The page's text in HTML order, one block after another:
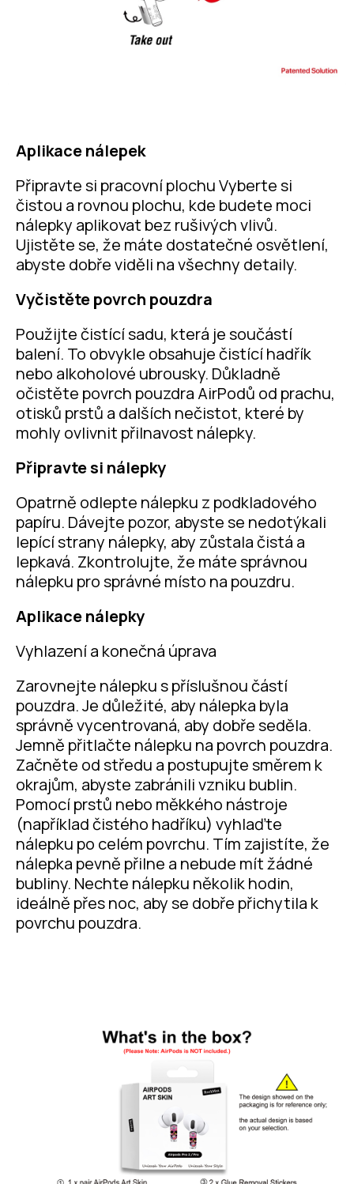
Aplikace nálepek
Připravte si pracovní plochu Vyberte si
čistou a rovnou plochu, kde budete moci
nálepky aplikovat bez rušivých vlivů.
Ujistěte se, že máte dostatečné osvětlení,
abyste dobře viděli na všechny detaily.
Vyčistěte povrch pouzdra
Použijte čistící sadu, která je součástí
balení. To obvykle obsahuje čistící hadřík
nebo alkoholové ubrousky. Důkladně
očistěte povrch pouzdra AirPodů od prachu,
otisků prstů a dalších nečistot, které by
mohly ovlivnit přilnavost nálepky.
Připravte si nálepky
Opatrně odlepte nálepku z podkladového
papíru. Dávejte pozor, abyste se nedotýkali
lepící strany nálepky, aby zůstala čistá a
lepkavá. Zkontrolujte, že máte správnou
nálepku pro správné místo na pouzdru.
Aplikace nálepky
Vyhlazení a konečná úprava
Zarovnejte nálepku s příslušnou částí
pouzdra. Je důležité, aby nálepka byla
správně vycentrovaná, aby dobře seděla.
Jemně přitlačte nálepku na povrch pouzdra.
Začněte od středu a postupujte směrem k
okrajům, abyste zabránili vzniku bublin.
Pomocí prstů nebo měkkého nástroje
(například čistého hadříku) vyhlaďte
nálepku po celém povrchu. Tím zajistíte, že
nálepka pevně přilne a nebude mít žádné
bubliny. Nechte nálepku několik hodin,
ideálně přes noc, aby se dobře přichytila k
povrchu pouzdra.